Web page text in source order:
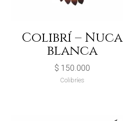
Colibrí – Nuca
blanca
$ 150.000
Colibríes